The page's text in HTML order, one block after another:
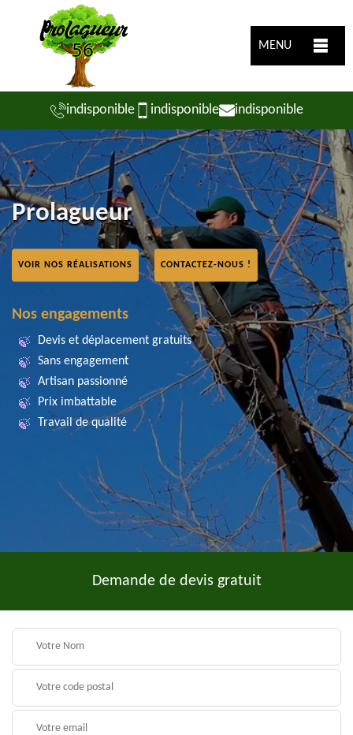
MENU
indisponible indisponible indisponible
Prolagueur
VOIR NOS RÉALISATIONS CONTACTEZ-NOUS !
Nos engagements
Devis et déplacement gratuits
Sans engagement
Artisan passionné
Prix imbattable
Travail de qualité
Demande de devis gratuit